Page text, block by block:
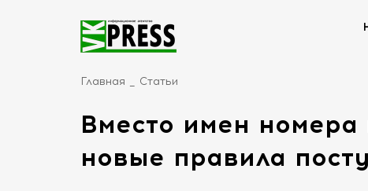
Главная Статьи
Вместо имен номера
новые правила